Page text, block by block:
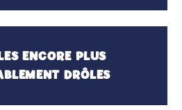
ENCORE PLUS
DRÔLES